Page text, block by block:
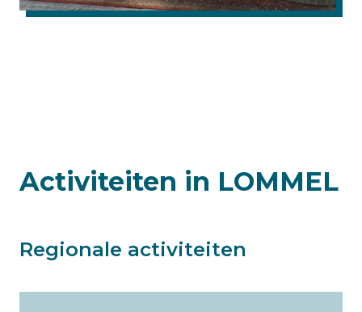
Activiteiten in LOMMEL
Regionale activiteiten